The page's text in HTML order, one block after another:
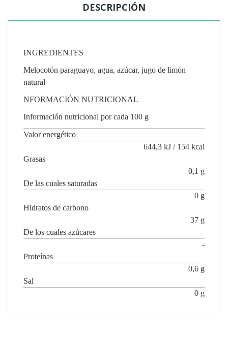
DESCRIPCIÓN
INGREDIENTES
Melocotón paraguayo, agua, azúcar, jugo de limón
natural
NFORMACIÓN NUTRICIONAL
Información nutricional por cada 100 g
Valor energético
644,3 kJ / 154 kcal
Grasas
0,1 g
De las cuales saturadas
0 g
Hidratos de carbono
37 g
De los cuales azúcares
-
Proteínas
0,6 g
Sal
0 g